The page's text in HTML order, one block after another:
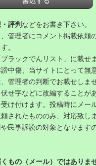
評判 などをお書き下さい。
管理者にコメント掲載依頼
。
ラックでんリスト」に載せま
中傷、当サイトにとって無
、管理者の判断でお載せしま
せ字などに改編することがあ
け付けます。投稿時にメー
されたもののみ、対応致しま
民事訴訟の対象となります
もの（メール）ではありませ